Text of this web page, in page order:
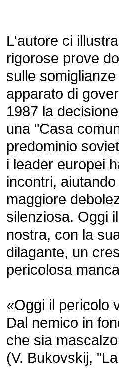
L'autore ci
rigorose prove
sulle
apparato di
1987 la
una "Casa
predominio
i leader europei
incontri,
maggiore
silenziosa. Oggi
nostra, con la
dilagante, un
pericolosa
«Oggi il pericolo
Dal nemico in
che sia
(V. Bukovskij,